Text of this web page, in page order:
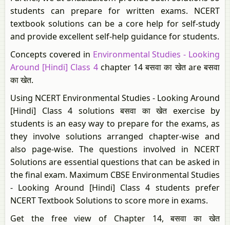
students can prepare for written exams. NCERT
textbook solutions can be a core help for self-study
and provide excellent self-help guidance for students.
Concepts covered in Environmental Studies - Looking
Around [Hindi] Class 4chapter 14 बसवा का खेत are बसवा
का खेत.
Using NCERT Environmental Studies - Looking Around
[Hindi] Class 4 solutions बसवा का खेत exercise by
students is an easy way to prepare for the exams, as
they involve solutions arranged chapter-wise and
also page-wise. The questions involved in NCERT
Solutions are essential questions that can be asked in
the final exam. Maximum CBSE Environmental Studies
- Looking Around [Hindi] Class 4 students prefer
NCERT Textbook Solutions to score more in exams.
Get the free view of Chapter 14, बसवा का खेत